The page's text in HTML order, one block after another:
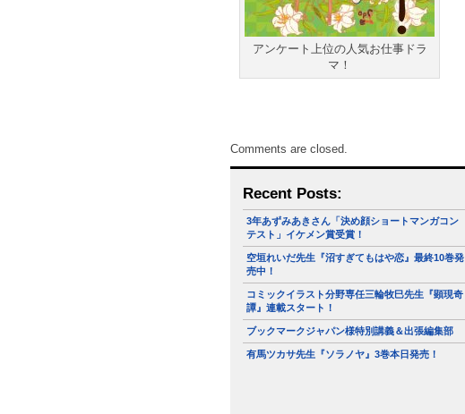
アンケート上位の人気お仕事ドラ
マ！
Comments are closed.
Recent Posts:
3年あずみあきさん「決め顔ショートマンガコン
テスト」イケメン賞受賞！
空垣れいだ先生『沼すぎてもはや恋』最終10巻発
売中！
コミックイラスト分野専任三輪牧巳先生『顕現奇
譚』連載スタート！
ブックマークジャパン様特別講義＆出張編集部
有馬ツカサ先生『ソラノヤ』3巻本日発売！